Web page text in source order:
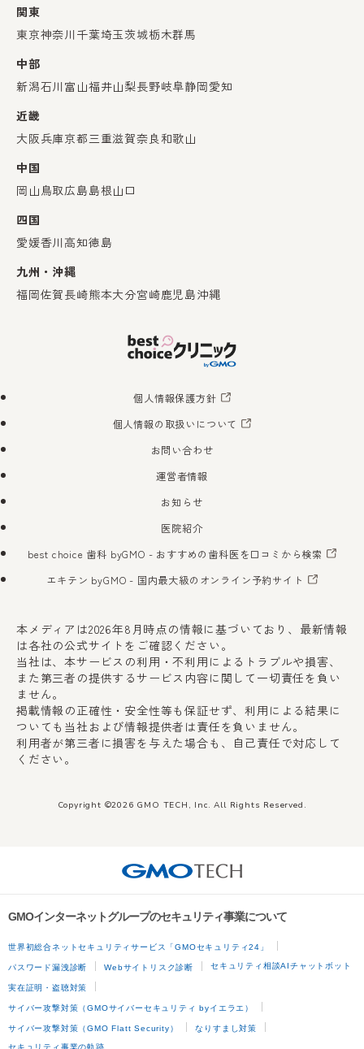
関東
東京神奈川 千葉埼玉茨城栃木群馬
中部
新潟石川 富山福井山梨長野岐阜静岡愛知
近畿
大阪兵庫京都三重滋賀奈良和歌山
中国
岡山鳥取広島島根山口
四国
愛媛香川 高知徳島
九州・沖縄
福岡佐賀長崎熊本大分宮崎鹿児島沖縄
個人情報保護方針
個人情報の取扱いについて
お問い合わせ
運営者情報
お知らせ
医院紹介
best choice 歯科 byGMO - おすすめの歯科医を口コミから検索
エキテン byGMO - 国内最大級のオンライン予約サイト
本メディアは2026年8月時点の情報に基づいており、最新情報
は各社の公式サイトをご確認ください。
当社は、本サービスの利用・不利用によるトラブルや損害、
また第三者の提供するサービス内容に関して一切責任を負い
ません。
掲載情報の正確性・安全性等も保証せず、利用による結果に
ついても当社および情報提供者は責任を負いません。
利用者が第三者に損害を与えた場合も、自己責任で対応して
ください。
Copyright ©2026 GMO TECH, Inc. All Rights Reserved.
GMOインターネットグループのセキュリティ事業について
世界初総合ネットセキュリティサービス「GMOセキュリティ24」
パスワード漏洩診断 Webサイトリスク診断 セキュリティ相談AIチャットボット
実在証明・盗聴対策
サイバー攻撃対策（GMOサイバーセキュリティ byイエラエ）
サイバー攻撃対策（GMO Flatt Security） なりすまし対策